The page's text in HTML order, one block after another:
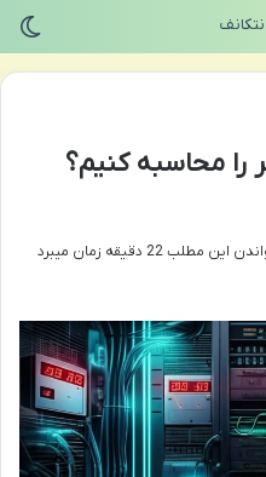
را محاسبه کنیم؟
این مطلب 22 دقیقه زمان میبرد